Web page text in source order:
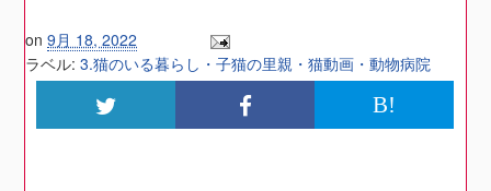
on9月 18, 2022
ラベル:3.猫のいる暮らし・子猫の里親・猫動画・動物病院
B!